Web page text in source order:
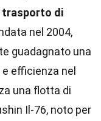
trasporto di
nel 2004,
guadagnato una
efficienza nel
una flotta di
Il-76, noto per